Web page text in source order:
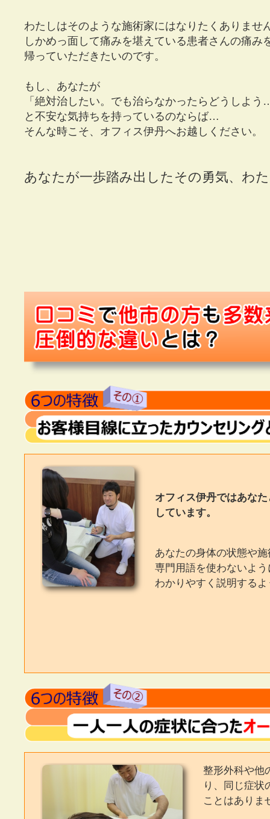
わたしはそのような施術家にはなりたくありませ
しかめっ面して痛みを堪えている患者さんの痛み
帰っていただきたいのです。
もし、あなたが
「絶対治したい。でも治らなかったらどうしよう
と不安な気持ちを持っているのならば…
そんな時こそ、オフィス伊丹へお越しください。
あなたが一歩踏み出したその勇気、わ
オフィス伊丹ではあなた
しています。
あなたの身体の状態や
専門用語を使わないよ
わかりやすく説明する
整形外科や他
り、同じ症状
ことはありま